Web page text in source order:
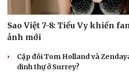
Sao Việt 7-8: Tiểu Vy khiến
ảnh mới
Cặp đôi Tom Holland và
dinh thự ở Surrey?